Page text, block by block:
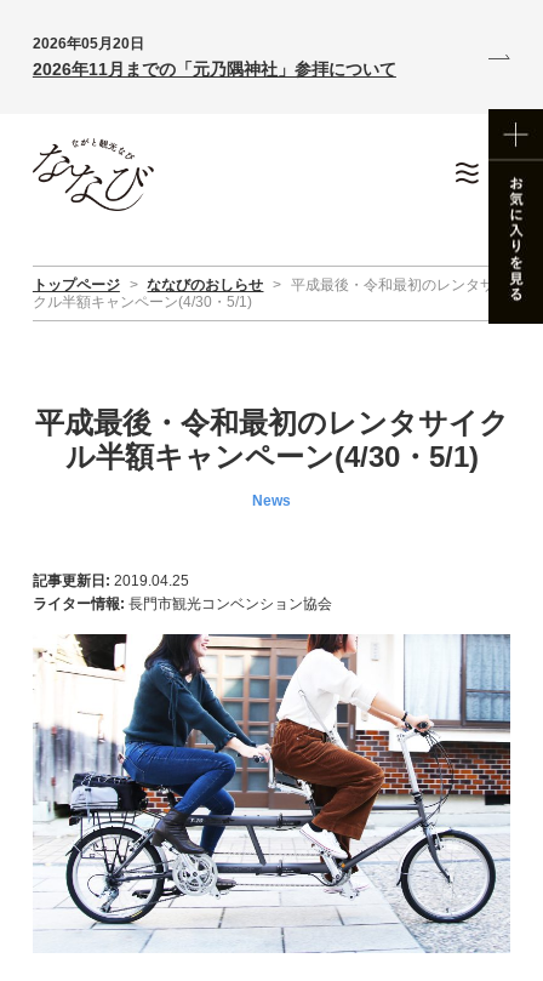
2026年05月20日
2026年11月までの「元乃隅神社」参拝について
トップページ > ななびのおしらせ > 平成最後・令和最初のレンタサイ
クル半額キャンペーン(4/30・5/1)
平成最後・令和最初のレンタサイク
ル半額キャンペーン(4/30・5/1)
News
記事更新日: 2019.04.25
ライター情報: 長門市観光コンベンション協会